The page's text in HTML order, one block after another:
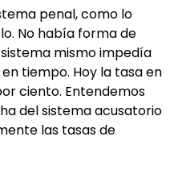
penal, como lo
No había forma de
mismo impedía
tiempo. Hoy la tasa en
ciento. Entendemos
del sistema acusatorio
las tasas de